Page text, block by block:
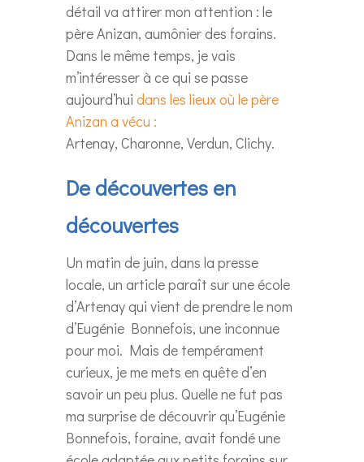
détail va attirer mon attention : le
père Anizan, aumônier des forains.
Dans le même temps, je vais
m’intéresser à ce qui se passe
aujourd’hui dans les lieux où le père
Anizan a vécu :
Artenay, Charonne, Verdun, Clichy.
De découvertes en
découvertes
Un matin de juin, dans la presse
locale, un article paraît sur une école
d’Artenay qui vient de prendre le nom
d’Eugénie Bonnefois, une inconnue
pour moi. Mais de tempérament
curieux, je me mets en quête d’en
savoir un peu plus. Quelle ne fut pas
ma surprise de découvrir qu’Eugénie
Bonnefois, foraine, avait fondé une